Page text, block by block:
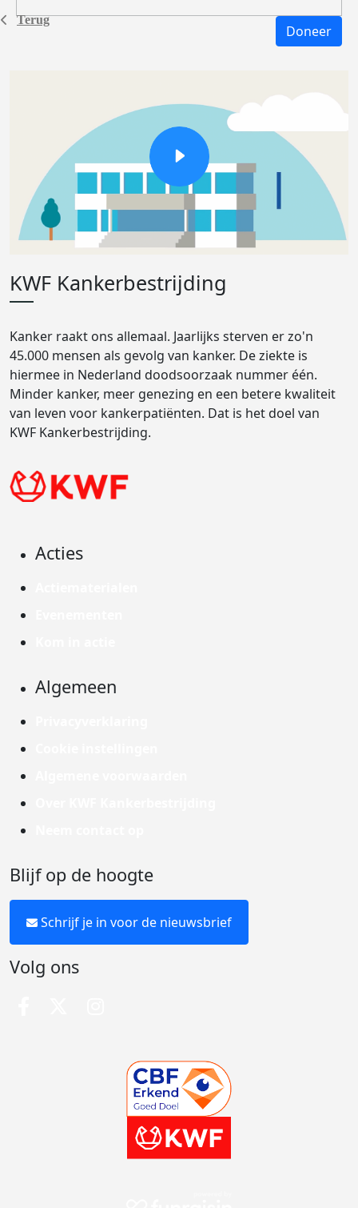
Terug
Doneer
KWF Kankerbestrijding
Kanker raakt ons allemaal. Jaarlijks sterven er zo'n
45.000 mensen als gevolg van kanker. De ziekte is
hiermee in Nederland doodsoorzaak nummer één.
Minder kanker, meer genezing en een betere kwaliteit
van leven voor kankerpatiënten. Dat is het doel van
KWF Kankerbestrijding.
Acties
Algemeen
Blijf op de hoogte
Schrijf je in voor de nieuwsbrief
Volg ons